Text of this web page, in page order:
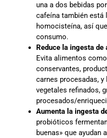
una a dos bebidas
cafeína también está
homocisteína, así
consumo.
Reduce la ingesta
Evita alimentos
conservantes,
carnes procesadas,
vegetales refinados,
procesados/
Aumenta la ingesta
probióticos
buenas» que ayudan